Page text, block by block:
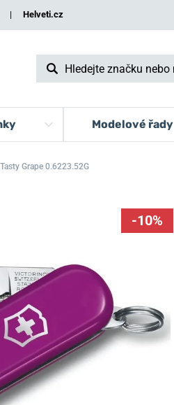
| Helveti.cz
Modelové řady
Grape 0.6223.52G
-10%